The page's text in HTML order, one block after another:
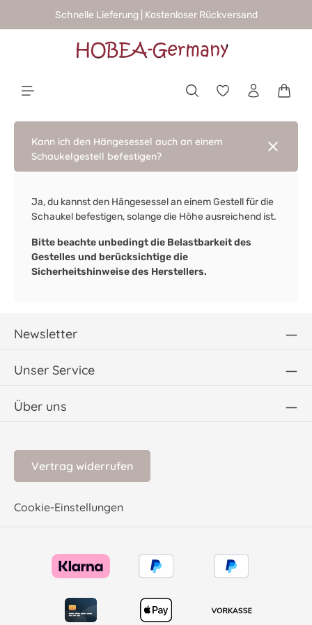
springenSchnelle Lieferung | Kostenloser Rückversand
Kann ich den Hängesessel auch an einem
Schaukelgestell befestigen?
Ja, du kannst den Hängesessel an einem Gestell für die
Schaukel befestigen, solange die Höhe ausreichend ist.
Bitte beachte unbedingt die Belastbarkeit des
Gestelles und berücksichtige die
Sicherheitshinweise des Herstellers.
Newsletter
Unser Service
Über uns
Vertrag widerrufen
Cookie-Einstellungen